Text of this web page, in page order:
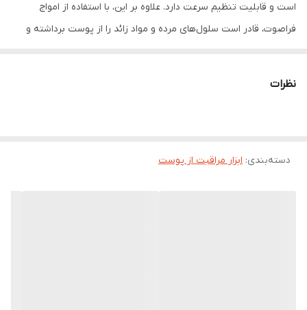
است و قابلیت تنظیم سرعت دارد. علاوه بر این، با استفاده از امواج
فراصوت، قادر است سلول‌های مرده و مواد زائد را از پوست برداشته و
را انجام دهد. با سر کارد مانند پهنی که دارد، این دستگاه می‌تواند به
مناسب می‌کند و قابلیت شارژ مکرر آن را از نظر پایداری و عمر طولانی
نظرات
دسته‌بندی: ابزار مراقبت از پوست